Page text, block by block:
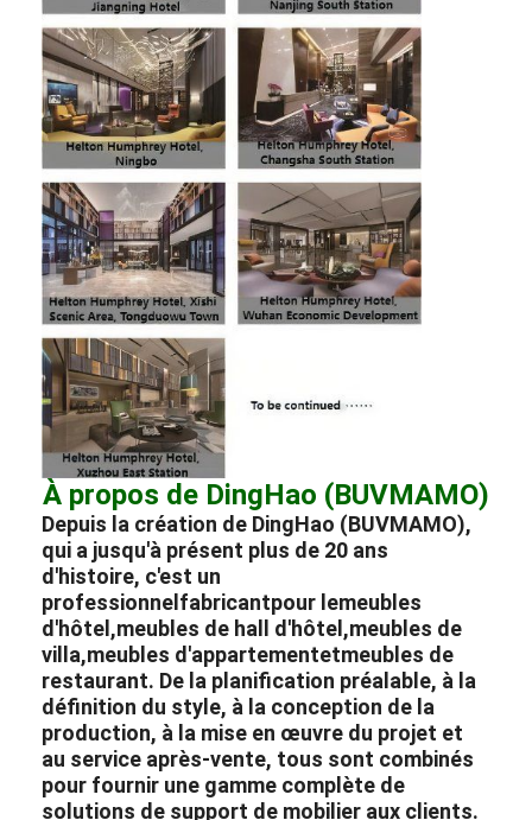
À propos de DingHao (BUVMAMO)
Depuis la création de DingHao (BUVMAMO),
qui a jusqu'à présent plus de 20 ans
d'histoire, c'est un
professionnel fabricantpour lemeubles
d'hôtel ,meubles de hall d'hôtel ,meubles de
villa,meubles d'appartementetmeubles de
restaurant. De la planification préalable, à la
définition du style, à la conception de la
production, à la mise en œuvre du projet et
au service après-vente, tous sont combinés
pour fournir une gamme complète de
solutions de support de mobilier aux clients.